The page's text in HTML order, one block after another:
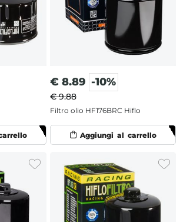
€ 8.89 -10%
€ 9.88
Filtro olio HF176BRC Hiflo